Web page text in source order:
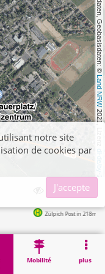
, Kartendaten, Geobasisdaten: ©
Land NRW
2021, Lizenz
dl-de/by-2-0
Mobilité plus
Zülpich Post in 218m
notre site
de cookies par
J'accepte